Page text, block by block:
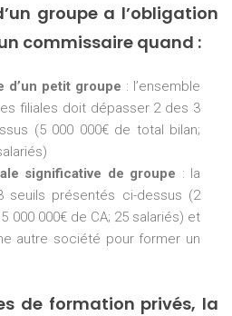
groupe a l’obligation
commissaire quand :
d’un petit groupe : l’ensemble
filiales doit dépasser 2 des 3
(5 000 000€ de total bilan;
significative de groupe : la
seuils présentés ci-dessus (2
000 000€ de CA; 25 salariés) et
autre société pour former un
de formation privés, la